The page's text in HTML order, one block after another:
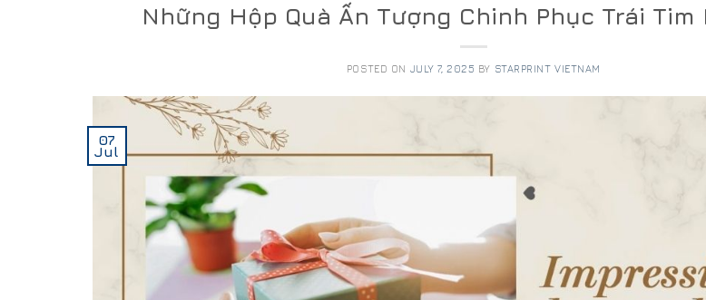
Những Hộp Quà Ấn Tượng Chinh Phục Trái Tim
POSTED ON JULY 7, 2025 BY STARPRINT VIETNAM
07
Jul